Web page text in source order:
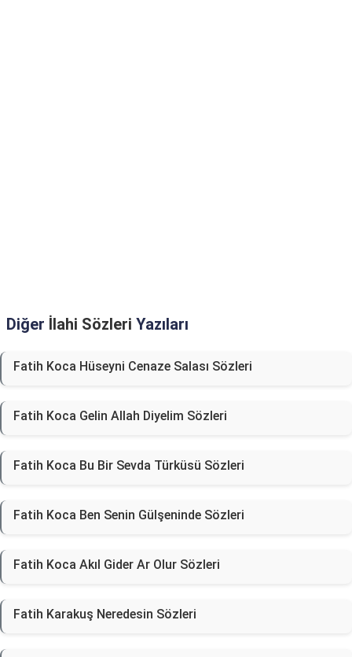
Diğer İlahi Sözleri Yazıları
Fatih Koca Hüseyni Cenaze Salası Sözleri
Fatih Koca Gelin Allah Diyelim Sözleri
Fatih Koca Bu Bir Sevda Türküsü Sözleri
Fatih Koca Ben Senin Gülşeninde Sözleri
Fatih Koca Akıl Gider Ar Olur Sözleri
Fatih Karakuş Neredesin Sözleri